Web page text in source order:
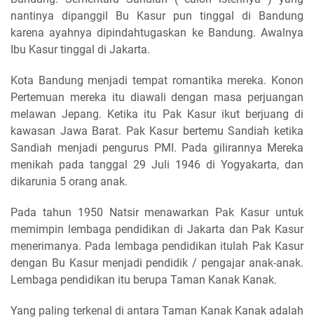
nantinya dipanggil Bu Kasur pun tinggal di Bandung
karena ayahnya dipindahtugaskan ke Bandung. Awalnya
Ibu Kasur tinggal di Jakarta.
Kota Bandung menjadi tempat romantika mereka. Konon
Pertemuan mereka itu diawali dengan masa perjuangan
melawan Jepang. Ketika itu Pak Kasur ikut berjuang di
kawasan Jawa Barat. Pak Kasur bertemu Sandiah ketika
Sandiah menjadi pengurus PMI. Pada gilirannya Mereka
menikah pada tanggal 29 Juli 1946 di Yogyakarta, dan
dikarunia 5 orang anak.
Pada tahun 1950 Natsir menawarkan Pak Kasur untuk
memimpin lembaga pendidikan di Jakarta dan Pak Kasur
menerimanya. Pada lembaga pendidikan itulah Pak Kasur
dengan Bu Kasur menjadi pendidik / pengajar anak-anak.
Lembaga pendidikan itu berupa Taman Kanak Kanak.
Yang paling terkenal di antara Taman Kanak Kanak adalah